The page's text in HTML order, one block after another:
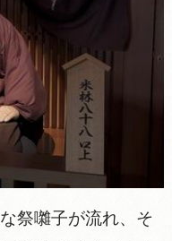
祭囃子が流れ、そ